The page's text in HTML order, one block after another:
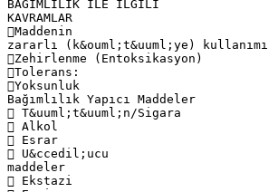
BAĞIMLILIK İLE İLGİLİ
KAVRAMLAR
Maddenin
zararlı (k&ouml;t&uuml;ye) kullanımı
Zehirlenme (Entoksikasyon)
Tolerans:
Yoksunluk
Bağımlılık Yapıcı Maddeler
 T&uuml;t&uuml;n/Sigara
 Alkol
 Esrar
 U&ccedil;ucu
maddeler
 Ekstazi